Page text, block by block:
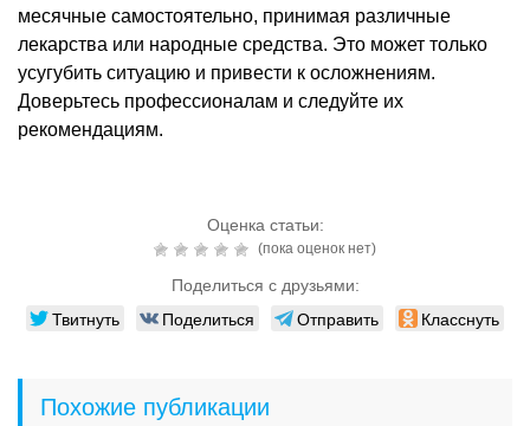
месячные самостоятельно, принимая различные
лекарства или народные средства. Это может только
усугубить ситуацию и привести к осложнениям.
Доверьтесь профессионалам и следуйте их
рекомендациям.
Оценка статьи:
(пока оценок нет)
Поделиться с друзьями:
Твитнуть Поделиться Отправить Класснуть
Похожие публикации